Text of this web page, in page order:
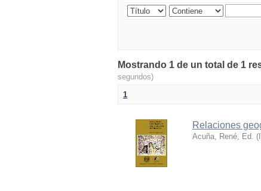
Mostrando 1 de un total de 1
segundos)
1
Relaciones
Acuña, René, Ed. (